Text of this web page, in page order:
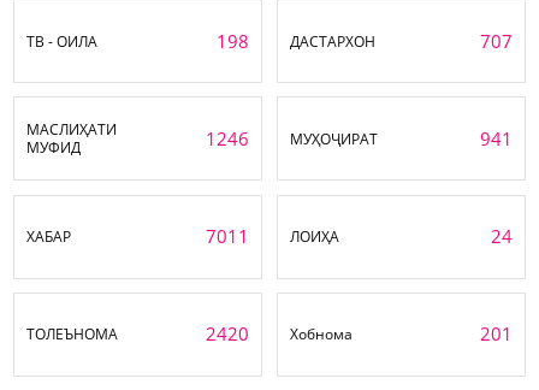
ТВ - ОИЛА 198 ДАСТАРХОН 707
МАСЛИҲАТИ
МУФИД
1246 МУҲОҶИРАТ 941
ХАБАР 7011 ЛОИҲА 24
ТОЛЕЪНОМА 2420 Хобнома 201